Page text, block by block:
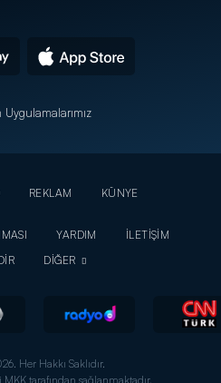
Uygulamalarımız
REKLAM
KÜNYE
YARDIM
İLETİŞİM
DİĞER
Her Hakkı Saklıdır.
tarafından sağlanmaktadır.